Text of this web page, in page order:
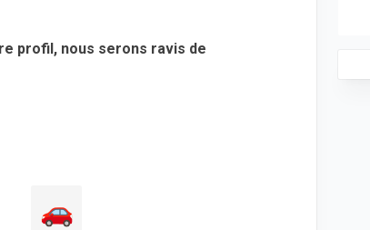
profil, nous serons ravis de
🚗